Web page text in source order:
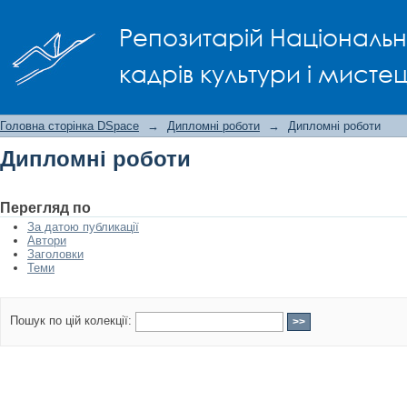
Репозитарій
кадрів культури і
Головна сторінка DSpace → Дипломні роботи → Дипломні роботи
Дипломні роботи
Перегляд по
За датою публикації
Автори
Заголовки
Теми
Пошук по цій колекції: